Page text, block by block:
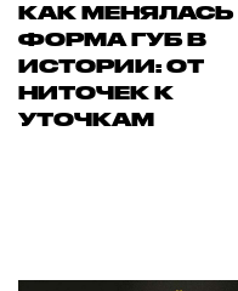
КАК МЕНЯЛАСЬ
ФОРМА ГУБ В
ИСТОРИИ: ОТ
НИТОЧЕК К
УТОЧКАМ